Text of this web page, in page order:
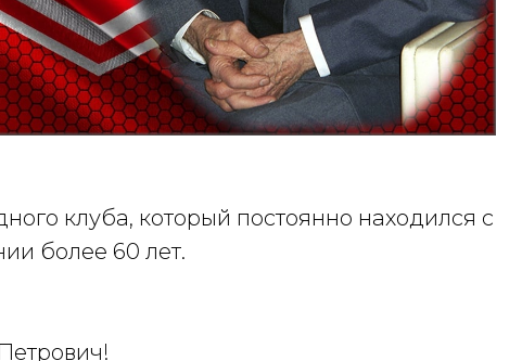
клуба, который постоянно находился с
более 60 лет.